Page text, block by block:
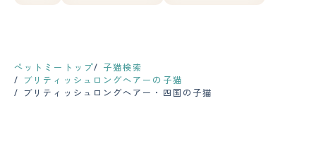
ペットミートップ
子猫検索
ブリティッシュロングヘアーの子猫
ブリティッシュロングヘアー・四国の子猫